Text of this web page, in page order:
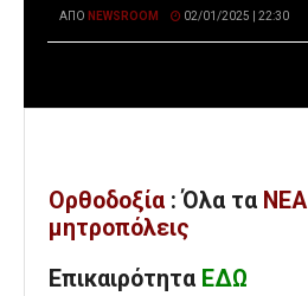
ΑΠΌ NEWSROOM 02/01/2025 | 22:30
Ορθοδοξία : Όλα τα ΝΕΑ
μητροπόλεις
Επικαιρότητα ΕΔΩ